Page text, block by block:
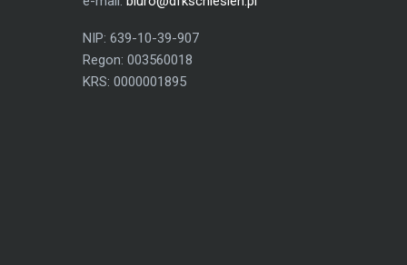
NIP: 639-10-39-907
Regon: 003560018
KRS: 0000001895